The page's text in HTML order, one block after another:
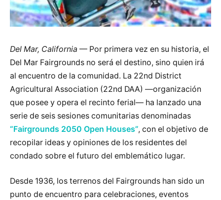
Del Mar, California — Por primera vez en su historia, el
Del Mar Fairgrounds no será el destino, sino quien irá
al encuentro de la comunidad. La 22nd District
Agricultural Association (22nd DAA) —organización
que posee y opera el recinto ferial— ha lanzado una
serie de seis sesiones comunitarias denominadas
“Fairgrounds 2050 Open Houses”, con el objetivo de
recopilar ideas y opiniones de los residentes del
condado sobre el futuro del emblemático lugar.
Desde 1936, los terrenos del Fairgrounds han sido un
punto de encuentro para celebraciones, eventos